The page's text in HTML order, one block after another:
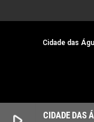
CIDADE DAS
Cidade das